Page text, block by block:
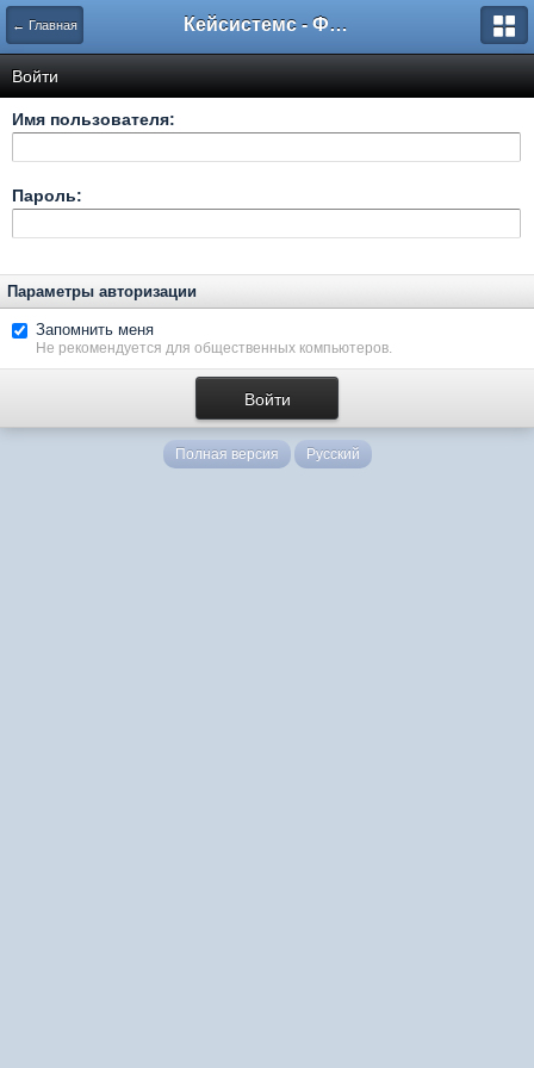
← Главная Кейсистемс - Форумы
Войти
Имя пользователя:
Пароль:
Параметры авторизации
Запомнить меня
Не рекомендуется для общественных компьютеров.
Полная версия Русский